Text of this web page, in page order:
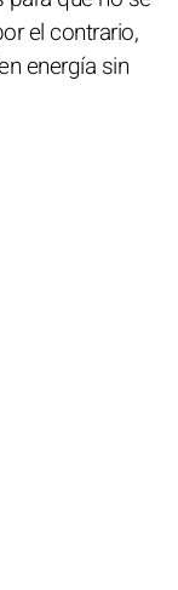
el contrario,
energía sin